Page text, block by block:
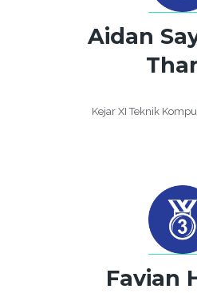
Aidan
Kejar XI Teknik
Favian